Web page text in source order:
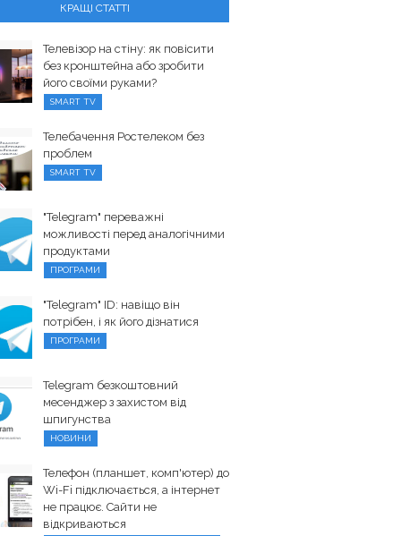
КРАЩІ СТАТТІ
Телевізор на стіну: як повісити
без кронштейна або зробити
його своїми руками?
SMART TV
Телебачення Ростелеком без
проблем
SMART TV
"Telegram" переважні
можливості перед аналогічними
продуктами
ПРОГРАМИ
"Telegram" ID: навіщо він
потрібен, і як його дізнатися
ПРОГРАМИ
Telegram безкоштовний
месенджер з захистом від
шпигунства
НОВИНИ
Телефон (планшет, комп'ютер) до
Wi-Fi підключається, а інтернет
не працює. Сайти не
відкриваються